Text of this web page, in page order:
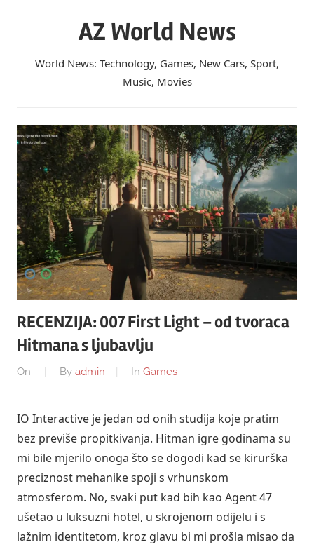
AZ World News
World News: Technology, Games, New Cars, Sport,
Music, Movies
RECENZIJA: 007 First Light – od tvoraca
Hitmana s ljubavlju
On By admin In Games
IO Interactive je jedan od onih studija koje pratim
bez previše propitkivanja. Hitman igre godinama su
mi bile mjerilo onoga što se dogodi kad se kirurška
preciznost mehanike spoji s vrhunskom
atmosferom. No, svaki put kad bih kao Agent 47
ušetao u luksuzni hotel, u skrojenom odijelu i s
lažnim identitetom, kroz glavu bi mi prošla misao da